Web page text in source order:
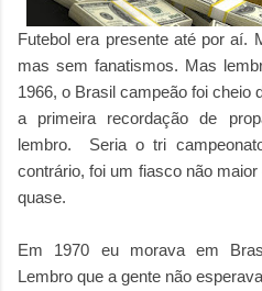
Futebol era presente até por aí.
mas sem fanatismos. Mas
1966, o Brasil campeão foi cheio
a primeira recordação de
lembro. Seria o tri
contrário, foi um fiasco não
quase.
Em 1970 eu morava em
Lembro que a gente não